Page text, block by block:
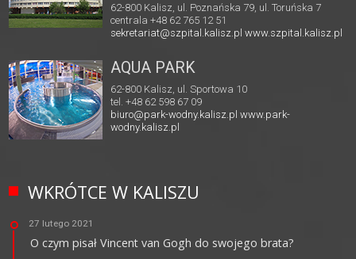
62-800 Kalisz, ul. Poznańska 79, ul. Toruńska 7
centrala +48 62 765 12 51
sekretariat@szpital.kalisz.pl www.szpital.kalisz.pl
AQUA PARK
62-800 Kalisz, ul. Sportowa 10
tel. +48 62 598 67 09
biuro@park-wodny.kalisz.pl www.park-
wodny.kalisz.pl
WKRÓTCE W KALISZU
27 lutego 2021
O czym pisał Vincent van Gogh do swojego brata?